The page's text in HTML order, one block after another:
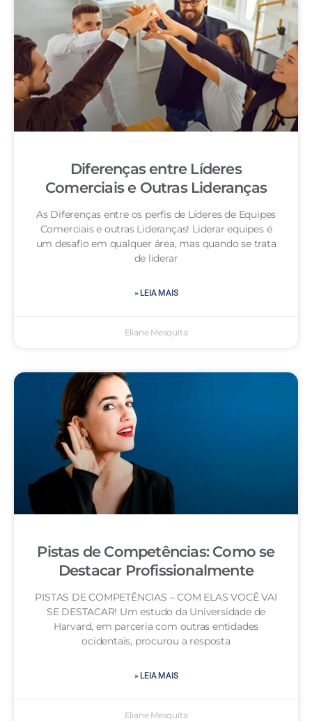
Diferenças entre Líderes
Comerciais e Outras Lideranças
As Diferenças entre os perfis de Líderes de Equipes
Comerciais e outras Lideranças! Liderar equipes é
um desafio em qualquer área, mas quando se trata
de liderar
» LEIA MAIS
Eliane Mesquita
Pistas de Competências: Como se
Destacar Profissionalmente
PISTAS DE COMPETÊNCIAS – COM ELAS VOCÊ VAI
SE DESTACAR! Um estudo da Universidade de
Harvard, em parceria com outras entidades
ocidentais, procurou a resposta
» LEIA MAIS
Eliane Mesquita